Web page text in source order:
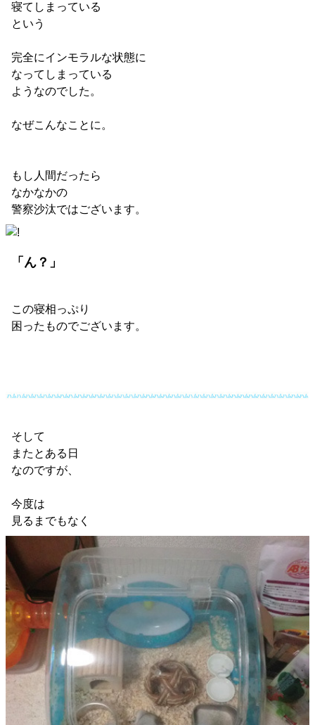
寝てしまっている
という
完全にインモラルな状態に
なってしまっている
ようなのでした。
なぜこんなことに。
もし人間だったら
なかなかの
警察沙汰ではございます。
「ん？」
この寝相っぷり
困ったものでございます。
そして
またとある日
なのですが、
今度は
見るまでもなく